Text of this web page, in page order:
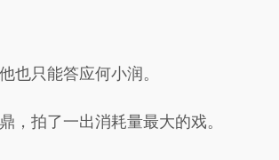
也只能答应何小润。
，拍了一出消耗量最大的戏。